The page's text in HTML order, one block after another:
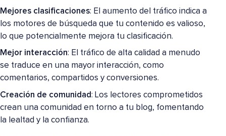
Mejores clasificaciones: El aumento del tráfico indica a
los motores de búsqueda que tu contenido es valioso,
lo que potencialmente mejora tu clasificación.
Mejor interacción: El tráfico de alta calidad a menudo
se traduce en una mayor interacción, como
comentarios, compartidos y conversiones.
Creación de comunidad: Los lectores comprometidos
crean una comunidad en torno a tu blog, fomentando
la lealtad y la confianza.